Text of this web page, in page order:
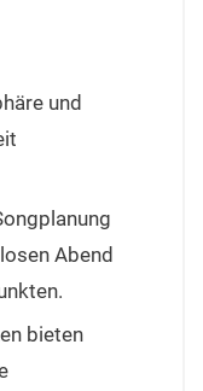
und
Abend
bieten